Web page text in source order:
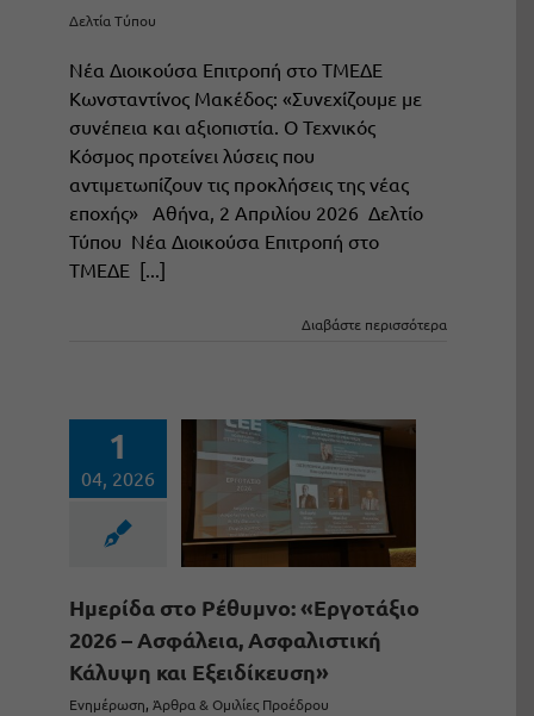
Δελτία Τύπου
Νέα Διοικούσα Επιτροπή στο ΤΜΕΔΕ
Κωνσταντίνος Μακέδος: «Συνεχίζουμε με
συνέπεια και αξιοπιστία. Ο Τεχνικός
Κόσμος προτείνει λύσεις που
αντιμετωπίζουν τις προκλήσεις της νέας
εποχής» Αθήνα, 2 Απριλίου 2026 Δελτίο
Τύπου Νέα Διοικούσα Επιτροπή στο
ΤΜΕΔΕ [...]
Διαβάστε περισσότερα
1
04, 2026
Ημερίδα στο Ρέθυμνο: «Εργοτάξιο
2026 – Ασφάλεια, Ασφαλιστική
Κάλυψη και Εξειδίκευση»
Ενημέρωση, Άρθρα & Ομιλίες Προέδρου